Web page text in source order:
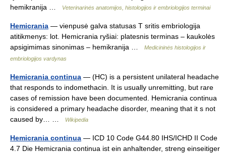
hemikranija …
Veterinarinės anatomijos, histologijos ir embriologijos terminai
Hemicrania — vienpusė galva statusas T sritis embriologija
atitikmenys: lot. Hemicrania ryšiai: platesnis terminas – kaukolės
apsigimimas sinonimas – hemikranija …
Medicininės histologijos ir
embriologijos vardynas
Hemicrania continua — (HC) is a persistent unilateral headache
that responds to indomethacin. It is usually unremitting, but rare
cases of remission have been documented. Hemicrania continua
is considered a primary headache disorder, meaning that it s not
caused by… …
Wikipedia
Hemicrania continua — ICD 10 Code G44.80 IHS/ICHD II Code
4.7 Die Hemicrania continua ist ein anhaltender, streng einseitiger